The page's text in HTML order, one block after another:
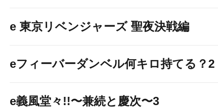
e 東京リベンジャーズ 聖夜決戦編
eフィーバーダンベル何キロ持てる？2
e義風堂々!!〜兼続と慶次〜3